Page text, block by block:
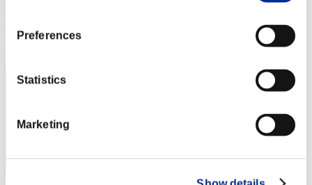
Preferences
Statistics
Marketing
Posizione